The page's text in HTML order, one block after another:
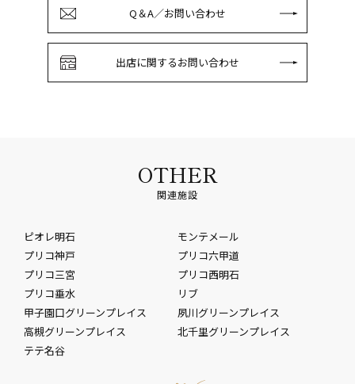
Q＆A／お問い合わせ
出店に関するお問い合わせ
OTHER
関連施設
ピオレ明石
モンテメール
プリコ神戸
プリコ六甲道
プリコ三宮
プリコ西明石
プリコ垂水
リブ
甲子園口グリーンプレイス
夙川グリーンプレイス
高槻グリーンプレイス
北千里グリーンプレイス
テテ名谷